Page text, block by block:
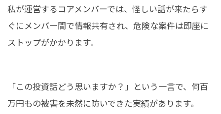
私が運営するコアメンバーでは、怪しい話が来たらす
ぐにメンバー間で情報共有され、危険な案件は即座に
ストップがかかります。
「この投資話どう思いますか？」という一言で、何百
万円もの被害を未然に防いできた実績があります。